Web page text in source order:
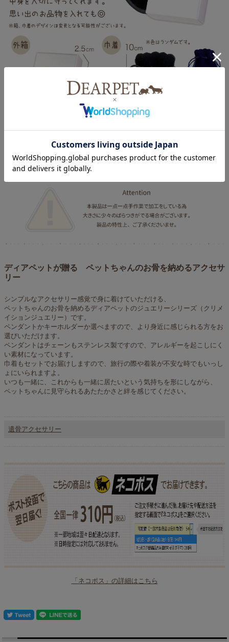
ディアペットが贈る ペットちゃんのお骨を納めるアクセサ
リー
シンプルなアクセサリー感覚で身に着けていただける、
ペットちゃんのお骨を納めるディアペットのジュエリーシリーズ（クリメ
イションジュエリー）です。
ペンダントかキーホルダーか選べますので、より身近に感じられる方をお
選びいただけます。
ペンダントはチェーンもステンレス製ですので、アレルギーを起こしにく
い素材になっています。
巾着もセットでお届けしますので、旅行の際や着装が不安な時でもいっし
ょにいられますよ。
いつも一緒に、これからも一緒に居たいという気持ちを形にしながら、
ペットちゃんに見守られるあたたかさと絆を感じてください。
遺骨アクセサリー
「ネコポス」の詳細はこちら